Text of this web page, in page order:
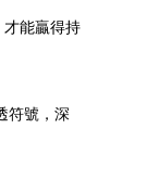
才能贏得持
符號，深